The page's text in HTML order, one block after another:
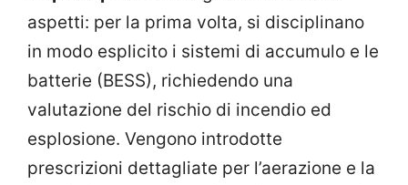
aspetti: per la prima volta, si disciplinano
in modo esplicito i sistemi di accumulo e le
batterie (BESS), richiedendo una
valutazione del rischio di incendio ed
esplosione. Vengono introdotte
prescrizioni dettagliate per l’aerazione e la